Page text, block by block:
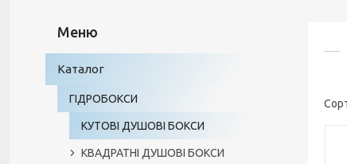
Каталог
ГІДРОБОКСИ
КУТОВІ ДУШОВІ БОКСИ
КВАДРАТНІ ДУШОВІ БОКСИ